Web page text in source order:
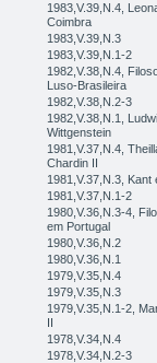
1983,V.39,N.4,
Coimbra
1983,V.39,N.3
1983,V.39,N.1-2
1982,V.38,N.4,
Luso-Brasileira
1982,V.38,N.2-3
1982,V.38,N.1,
Wittgenstein
1981,V.37,N.4,
Chardin II
1981,V.37,N.3, Kant
1981,V.37,N.1-2
1980,V.36,N.3-4,
em Portugal
1980,V.36,N.2
1980,V.36,N.1
1979,V.35,N.4
1979,V.35,N.3
1979,V.35,N.1-2,
II
1978,V.34,N.4
1978,V.34,N.2-3